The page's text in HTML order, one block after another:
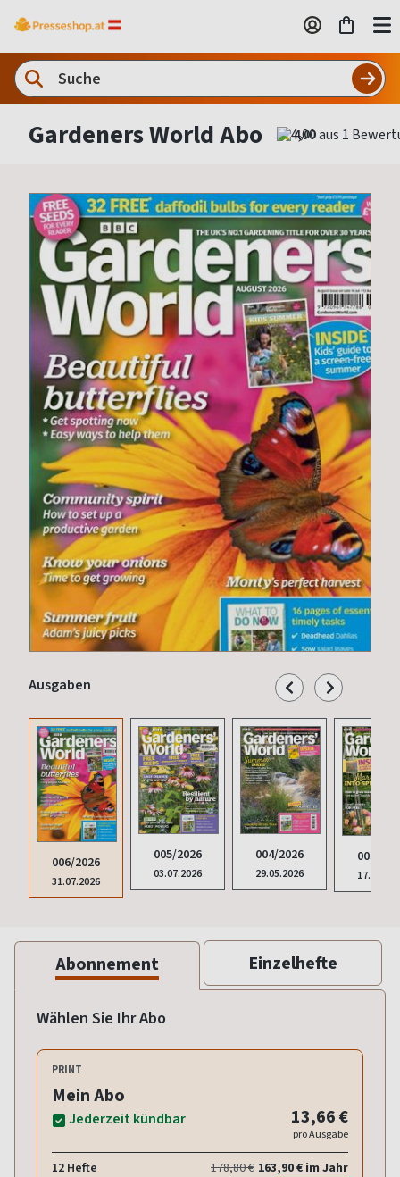
Gardeners World Abo 4,00
Ausgaben
006/2026
31.07.2026
005/2026
03.07.2026
004/2026
29.05.2026
003/
Abonnement Einzelhefte
Wählen Sie Ihr Abo
PRINT
Mein Abo
Jederzeit kündbar 13,66 €
pro Ausgabe
12 Hefte 178,80 € 163,90 € im Jahr